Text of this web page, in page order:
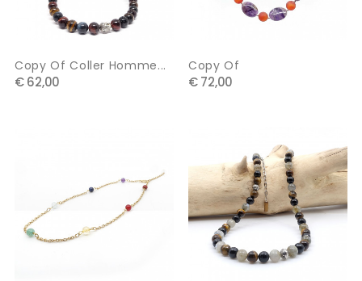
Copy Of Coller Homme...
€ 62,00
Copy Of
€ 72,00